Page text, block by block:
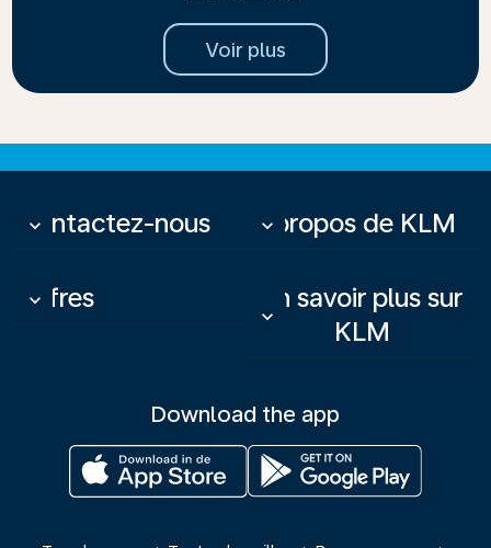
Voir plus
Contactez-nous
keyboard_arrow_down À propos de KLM
keyboard_arrow_down
Offres
keyboard_arrow_down
En savoir plus sur
KLM
keyboard_arrow_down
Download the app